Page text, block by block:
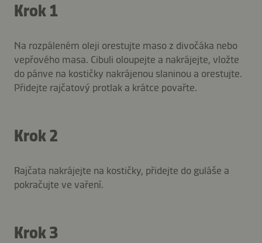
Krok 1
Na rozpáleném oleji orestujte maso z divočáka nebo
vepřového masa. Cibuli oloupejte a nakrájejte, vložte
do pánve na kostičky nakrájenou slaninou a orestujte.
Přidejte rajčatový protlak a krátce povařte.
Krok 2
Rajčata nakrájejte na kostičky, přidejte do guláše a
pokračujte ve vaření.
Krok 3